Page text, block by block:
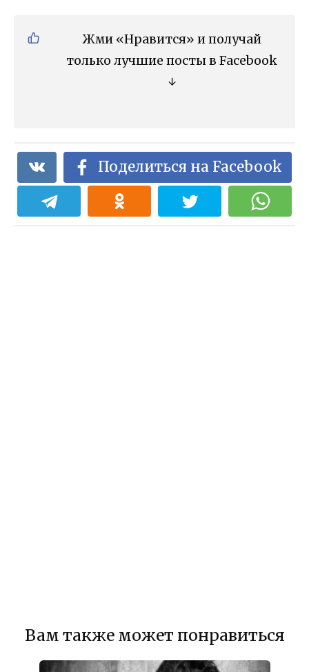
Жми «Нравится» и получай
только лучшие посты в Facebook
↓
Поделиться на Facebook
Вам также может понравиться